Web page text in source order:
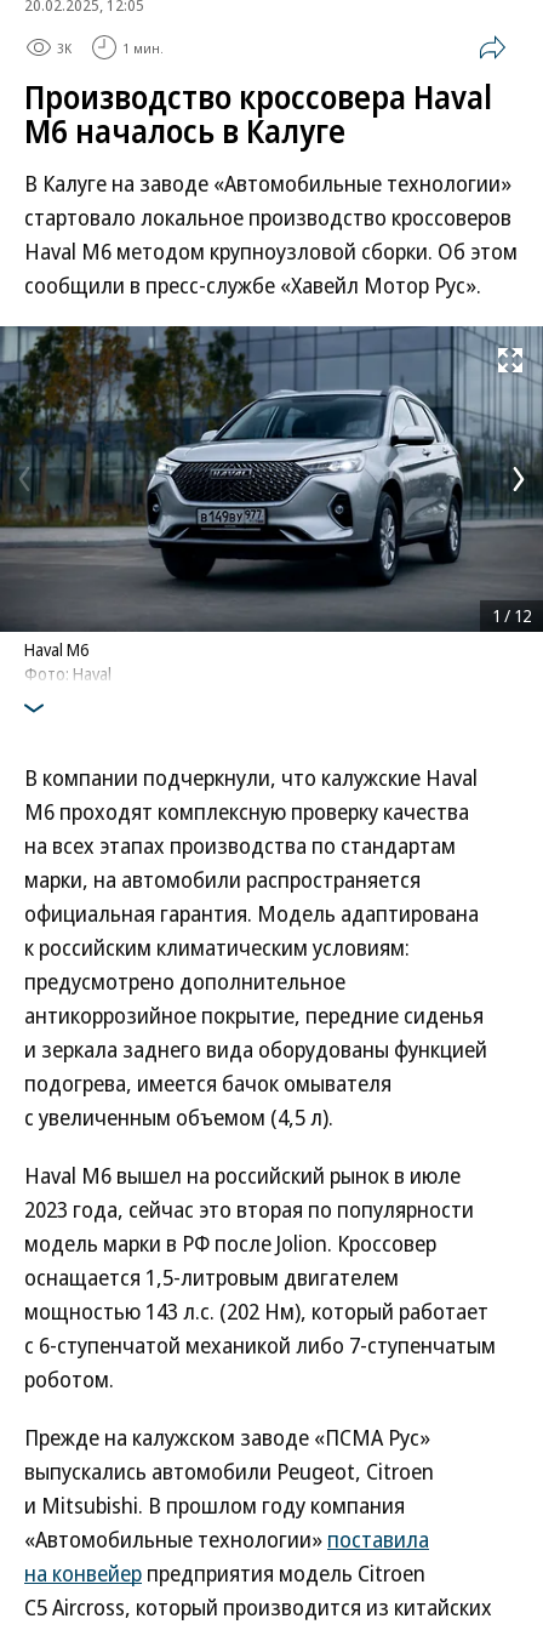
20.02.2025, 12:05
3K 1 мин.
Производство кроссовера Haval
M6 началось в Калуге
В Калуге на заводе «Автомобильные технологии»
стартовало локальное производство кроссоверов
Haval M6 методом крупноузловой сборки. Об этом
сообщили в пресс-службе «Хавейл Мотор Рус».
Развернуть
Haval M6
Фото: Haval
1 / 12
В компании подчеркнули, что калужские Haval
M6 проходят комплексную проверку качества
на всех этапах производства по стандартам
марки, на автомобили распространяется
официальная гарантия. Модель адаптирована
к российским климатическим условиям:
предусмотрено дополнительное
антикоррозийное покрытие, передние сиденья
и зеркала заднего вида оборудованы функцией
подогрева, имеется бачок омывателя
с увеличенным объемом (4,5 л).
Haval M6 вышел на российский рынок в июле
2023 года, сейчас это вторая по популярности
модель марки в РФ после Jolion. Кроссовер
оснащается 1,5-литровым двигателем
мощностью 143 л.с. (202 Нм), который работает
с 6-ступенчатой механикой либо 7-ступенчатым
роботом.
Прежде на калужском заводе «ПСМА Рус»
выпускались автомобили Peugeot, Citroen
и Mitsubishi. В прошлом году компания
«Автомобильные технологии» поставила
на конвейер предприятия модель Citroen
C5 Aircross, который производится из китайских